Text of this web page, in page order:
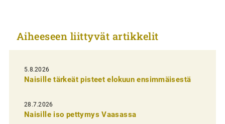
k
e
l
i
e
n
Aiheeseen liittyvät artikkelit
5.8.2026
Naisille tärkeät pisteet elokuun ensimmäisestä
28.7.2026
Naisille iso pettymys Vaasassa